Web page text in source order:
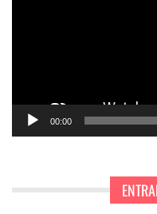
00:00